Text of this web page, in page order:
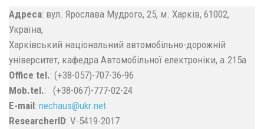
Адреса: вул. Ярослава Мудрого, 25, м. Харків, 61002,
Україна,
Харківський національний автомобільно-дорожній
університет, кафедра Автомобільної електроніки, а.215а
Office tel.: (+38-057)-707-36-96
Mob.tel.: (+38-067)-777-02-24
E-mail: nechaus@ukr.net
ResearcherID: V-5419-2017